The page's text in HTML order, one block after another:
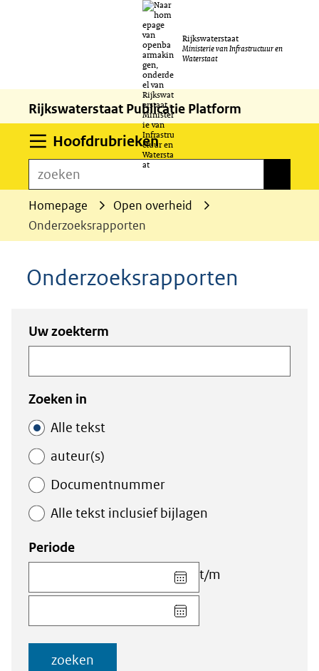
naar
de
inhoud
Rijkswaterstaat
Ministerie van Infrastructuur en
Waterstaat
Rijkswaterstaat Publicatie Platform
HoofdrubriekenUitklappen
zoeken
Homepage
Open overheid
Onderzoeksrapporten
Onderzoeksrapporten
Zoeken
in
de
index
Zoeken
de
index
Uw zoekterm
Zoeken in
Alle tekst
auteur(s)
Documentnummer
Alle tekst inclusief bijlagen
Periode
Kies
datum
voor
veld
t/m
Kies
datum
zoeken